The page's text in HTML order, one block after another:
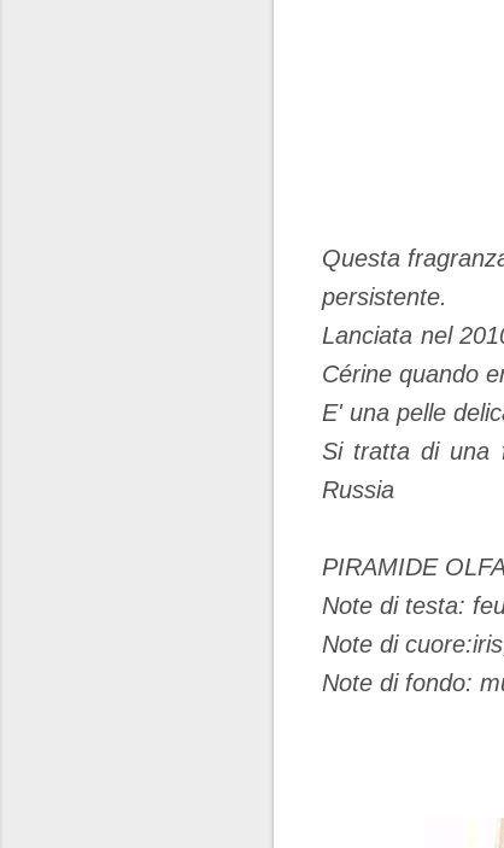
Questa
persistente.
Lanciata nel
Cérine quando
E' una pelle
Si tratta di una
Russia
PIRAMIDE
Note di testa:
Note di
Note di fondo: